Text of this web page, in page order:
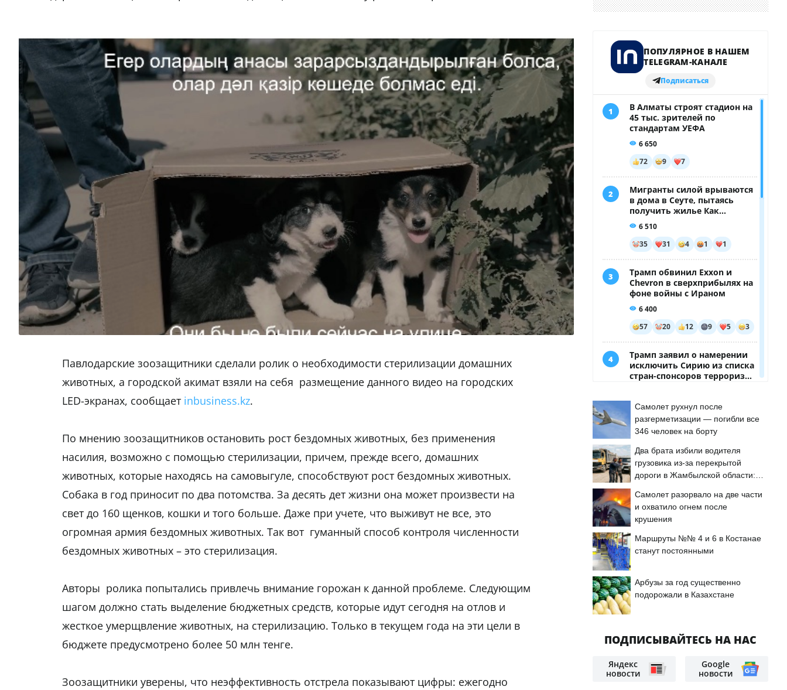
Павлодарские зоозащитники сделали ролик о необходимости стерилизации домашних
животных, а городской акимат взяли на себя размещение данного видео на городских
LED-экранах, сообщает inbusiness.kz.
По мнению зоозащитников остановить рост бездомных животных, без применения
насилия, возможно с помощью стерилизации, причем, прежде всего, домашних
животных, которые находясь на самовыгуле, способствуют рост бездомных животных.
Собака в год приносит по два потомства. За десять дет жизни она может произвести на
свет до 160 щенков, кошки и того больше. Даже при учете, что выживут не все, это
огромная армия бездомных животных. Так вот гуманный способ контроля численности
бездомных животных – это стерилизация.
Авторы ролика попытались привлечь внимание горожан к данной проблеме. Следующим
шагом должно стать выделение бюджетных средств, которые идут сегодня на отлов и
жесткое умерщвление животных, на стерилизацию. Только в текущем года на эти цели в
бюджете предусмотрено более 50 млн тенге.
Зоозащитники уверены, что неэффективность отстрела показывают цифры: ежегодно
Самолет рухнул после
разгерметизации — погибли все
346 человек на борту
Два брата избили водителя
грузовика из-за перекрытой
дороги в Жамбылской области:
Самолет разорвало на две части
и охватило огнем после
крушения
Маршруты №№ 4 и 6 в Костанае
станут постоянными
Арбузы за год существенно
подорожали в Казахстане
ПОДПИСЫВАЙТЕСЬ НА НАС
Яндекс
новости
Google
новости